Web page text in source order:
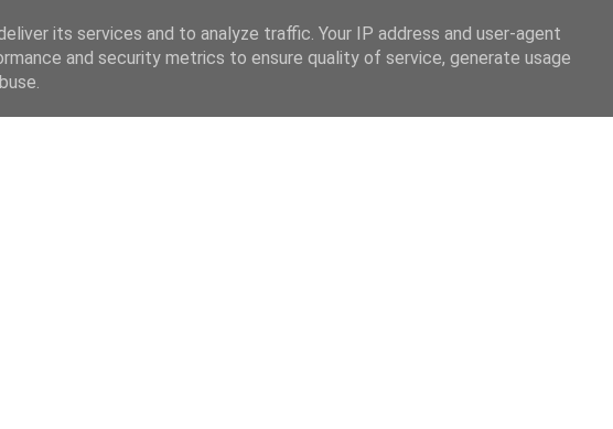
its services and to analyze traffic. Your IP address and user-agent
and security metrics to ensure quality of service, generate usage